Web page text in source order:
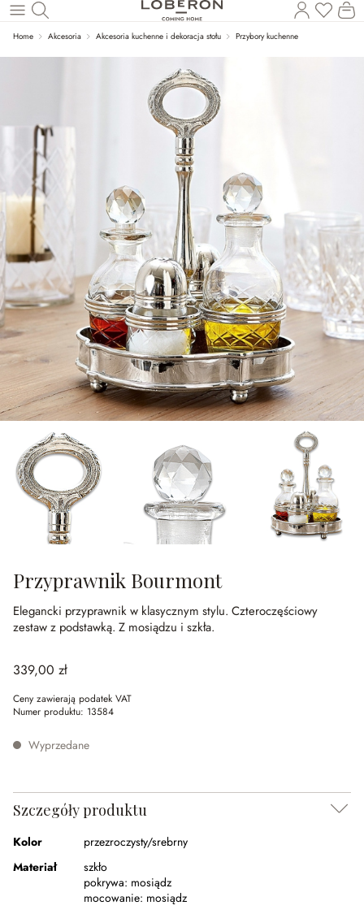
Wróć do wątku głównego
Masz
Home Akcesoria Akcesoria kuchenne i dekoracja stołu Przybory kuchenne
Przyprawnik Bourmont
Elegancki przyprawnik w klasycznym stylu. Czteroczęściowy
zestaw z podstawką. Z mosiądzu i szkła.
339,00 zł
Ceny zawierają podatek VAT
Numer produktu: 13584
Wyprzedane
Szczegóły produktu
Kolor
przezroczysty/srebrny
Materiał
szkło
pokrywa: mosiądz
mocowanie: mosiądz